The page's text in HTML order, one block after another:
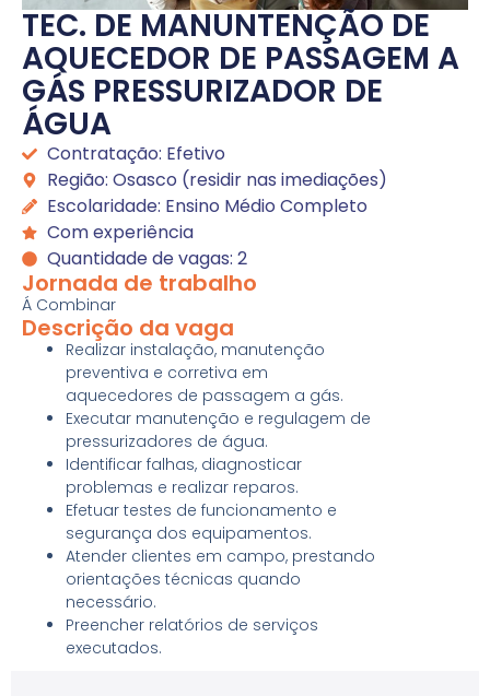
TEC. DE MANUNTENÇÃO DE
AQUECEDOR DE PASSAGEM A
GÁS PRESSURIZADOR DE
ÁGUA
Contratação: Efetivo
Região: Osasco (residir nas imediações)
Escolaridade: Ensino Médio Completo
Com experiência
Quantidade de vagas: 2
Jornada de trabalho
Á Combinar
Descrição da vaga
Realizar instalação, manutenção
preventiva e corretiva em
aquecedores de passagem a gás.
Executar manutenção e regulagem de
pressurizadores de água.
Identificar falhas, diagnosticar
problemas e realizar reparos.
Efetuar testes de funcionamento e
segurança dos equipamentos.
Atender clientes em campo, prestando
orientações técnicas quando
necessário.
Preencher relatórios de serviços
executados.